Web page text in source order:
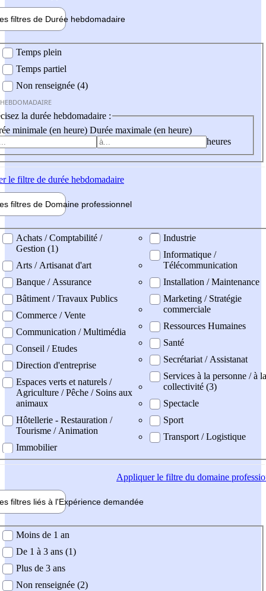
filtres de Durée hebdomadaire
Temps plein
Temps partiel
Non renseignée (4)
la durée hebdomadaire :
minimale (en heure) Durée maximale (en heure)
heures
le filtre de durée hebdomadaire
filtres de Domaine professionnel
professionel
Achats / Comptabilité /
Gestion (1)
Arts / Artisanat d'art
Banque / Assurance
Bâtiment / Travaux Publics
Commerce / Vente
Communication / Multimédia
Conseil / Etudes
Direction d'entreprise
Espaces verts et naturels /
Agriculture / Pêche / Soins aux
animaux
Hôtellerie - Restauration /
Tourisme / Animation
Immobilier
Industrie
Informatique /
Télécommunication
Installation / Maintenance
Marketing / Stratégie
commerciale
Ressources Humaines
Santé
Secrétariat / Assistanat
Services à la personne / à la
collectivité (3)
Spectacle
Sport
Transport / Logistique
Appliquerle filtre du domaine
filtres liés à l'Expérience demandée
demandée
Moins de 1 an
De 1 à 3 ans (1)
Plus de 3 ans
Non renseignée (2)